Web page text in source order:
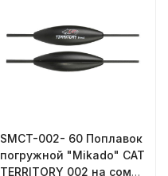
SMCT-002- 60 Поплавок
погружной "Mikado" CAT
TERRITORY 002 на сома,